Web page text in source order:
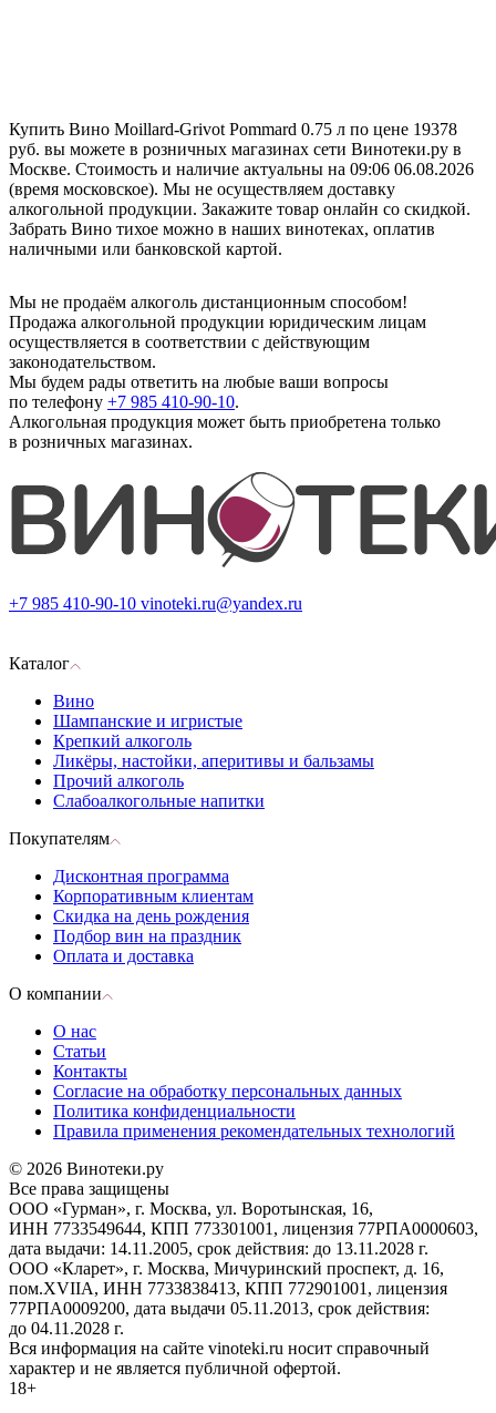
Купить Вино Moillard-Grivot Pommard 0.75 л по цене 19378
руб. вы можете в розничных магазинах сети Винотеки.ру в
Москве. Стоимость и наличие актуальны на 09:06 06.08.2026
(время московское). Мы не осуществляем доставку
алкогольной продукции. Закажите товар онлайн со скидкой.
Забрать Вино тихое можно в наших винотеках, оплатив
наличными или банковской картой.
Мы не продаём алкоголь дистанционным способом!
Продажа алкогольной продукции юридическим лицам
осуществляется в соответствии с действующим
законодательством.
Мы будем рады ответить на любые ваши вопросы
по телефону +7 985 410-90-10.
Алкогольная продукция может быть приобретена только
в розничных магазинах.
+7 985 410-90-10 vinoteki.ru@yandex.ru
Каталог
Вино
Шампанские и игристые
Крепкий алкоголь
Ликёры, настойки, аперитивы и бальзамы
Прочий алкоголь
Слабоалкогольные напитки
Покупателям
Дисконтная программа
Корпоративным клиентам
Скидка на день рождения
Подбор вин на праздник
Оплата и доставка
О компании
О нас
Статьи
Контакты
Согласие на обработку персональных данных
Политика конфиденциальности
Правила применения рекомендательных технологий
© 2026 Винотеки.ру
Все права защищены
ООО «Гурман», г. Москва, ул. Воротынская, 16,
ИНН 7733549644, КПП 773301001, лицензия 77РПА0000603,
дата выдачи: 14.11.2005, срок действия: до 13.11.2028 г.
ООО «Кларет», г. Москва, Мичуринский проспект, д. 16,
пом.XVIIA, ИНН 7733838413, КПП 772901001, лицензия
77РПА0009200, дата выдачи 05.11.2013, срок действия:
до 04.11.2028 г.
Вся информация на сайте vinoteki.ru носит справочный
характер и не является публичной офертой.
18+